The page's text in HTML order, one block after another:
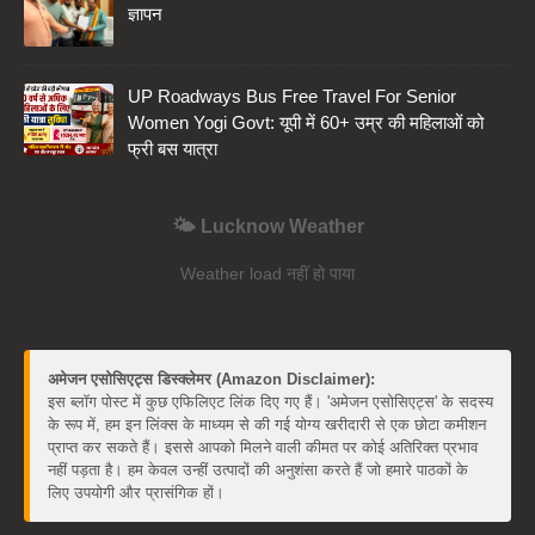
ज्ञापन
UP Roadways Bus Free Travel For Senior
Women Yogi Govt: यूपी में 60+ उम्र की महिलाओं को
फ्री बस यात्रा
🌤️ Lucknow Weather
Weather load नहीं हो पाया
अमेजन एसोसिएट्स डिस्क्लेमर (Amazon Disclaimer):
इस ब्लॉग पोस्ट में कुछ एफिलिएट लिंक दिए गए हैं। 'अमेजन एसोसिएट्स' के सदस्य
के रूप में, हम इन लिंक्स के माध्यम से की गई योग्य खरीदारी से एक छोटा कमीशन
प्राप्त कर सकते हैं। इससे आपको मिलने वाली कीमत पर कोई अतिरिक्त प्रभाव
नहीं पड़ता है। हम केवल उन्हीं उत्पादों की अनुशंसा करते हैं जो हमारे पाठकों के
लिए उपयोगी और प्रासंगिक हों।